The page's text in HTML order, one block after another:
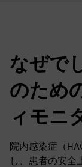
なぜで
のため
ィモニ
院内感染症（
し、患者の安全